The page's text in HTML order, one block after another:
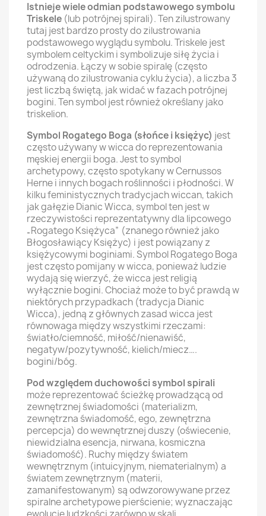
Istnieje wiele odmian podstawowego symbolu
Triskele (lub potrójnej spirali). Ten zilustrowany
tutaj jest bardzo prosty do zilustrowania
podstawowego wyglądu symbolu. Triskele jest
symbolem celtyckim i symbolizuje siłę życia i
odrodzenia. Łączy w sobie spiralę (często
używaną do zilustrowania cyklu życia), a liczba 3
jest liczbą świętą, jak widać w fazach potrójnej
bogini. Ten symbol jest również określany jako
triskelion.
Symbol Rogatego Boga (słońce i księżyc) jest
często używany w wicca do reprezentowania
męskiej energii boga. Jest to symbol
archetypowy, często spotykany w Cernussos
Herne i innych bogach roślinności i płodności. W
kilku feministycznych tradycjach wiccan, takich
jak gałęzie Dianic Wicca, symbol ten jest w
rzeczywistości reprezentatywny dla lipcowego
„Rogatego Księżyca” (znanego również jako
Błogosławiący Księżyc) i jest powiązany z
księżycowymi boginiami. Symbol Rogatego Boga
jest często pomijany w wicca, ponieważ ludzie
wydają się wierzyć, że wicca jest religią
wyłącznie bogini. Chociaż może to być prawdą w
niektórych przypadkach (tradycja Dianic
Wicca), jedną z głównych zasad wicca jest
równowaga między wszystkimi rzeczami:
światło/ciemność, miłość/nienawiść,
negatyw/pozytywność, kielich/miecz….
bogini/bóg.
Pod względem duchowości symbol spirali
może reprezentować ścieżkę prowadzącą od
zewnętrznej świadomości (materializm,
zewnętrzna świadomość, ego, zewnętrzna
percepcja) do wewnętrznej duszy (oświecenie,
niewidzialna esencja, nirwana, kosmiczna
świadomość). Ruchy między światem
wewnętrznym (intuicyjnym, niematerialnym) a
światem zewnętrznym (materii,
zamanifestowanym) są odwzorowywane przez
spiralne archetypowe pierścienie; wyznaczając